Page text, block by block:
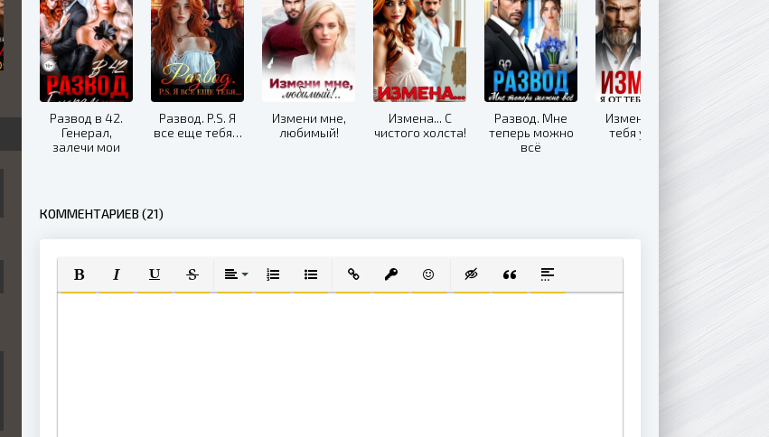
Развод в 42.
Генерал,
залечи мои
Развод. P.S. Я
все еще тебя…
Измени мне,
любимый!
Измена... С
чистого холста!
Развод. Мне
теперь можно
всё
Измена. Я от
тебя ухожу
КОММЕНТАРИЕВ (21)
ПОЛУЖИРНЫЙ
КУРСИВПОДЧЕРКНУТЫЙ
ЗАЧЕРКНУТЫЙВЫРАВНИВАНИЕ
НУМЕРОВАННЫЙ СПИСОК
МАРКИРОВАННЫЙ СПИСОК
ВСТАВИТЬ ССЫЛКУ
ВСТАВИТЬ ЗАЩИЩЕННУЮ ССЫЛКУ
ВСТАВИТЬ СМАЙЛИК
ВСТАВКА СКРЫТОГО ТЕКСТА
ВСТАВКА ЦИТАТЫ
ВСТАВКА СПОЙЛЕРА